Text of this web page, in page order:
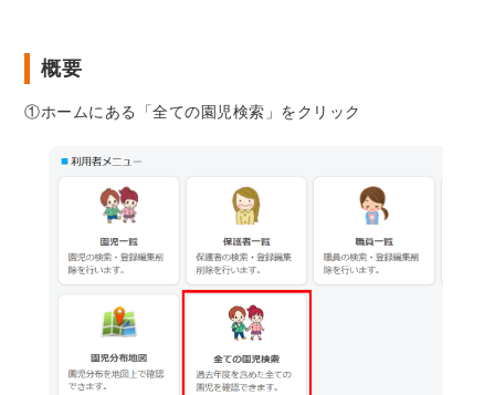
概要
①ホームにある「全ての園児検索」をクリック